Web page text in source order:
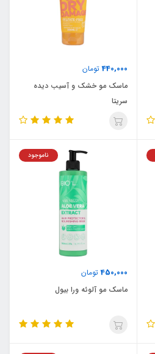
440,000تومان
ماسک مو خشک و آسیب دیده
سریتا
450,000تومان
ناموجود
ماسک مو آلوئه ورا بیول